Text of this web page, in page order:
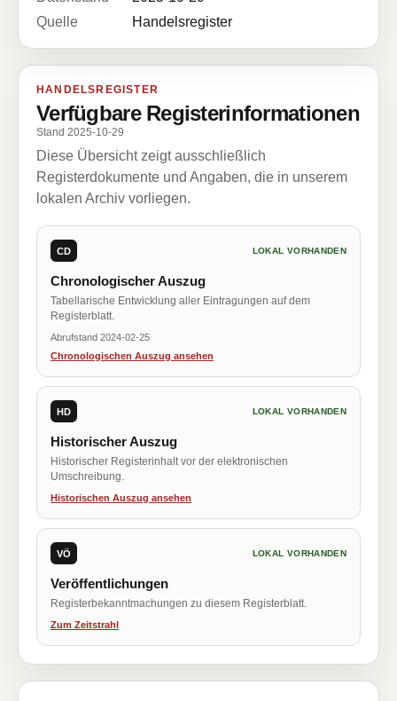
Quelle
Handelsregister
HANDELSREGISTER
Verfügbare Registerinformationen
Stand 2025-10-29
Diese Übersicht zeigt ausschließlich
Registerdokumente und Angaben, die in unserem
lokalen Archiv vorliegen.
CD LOKAL VORHANDEN
Chronologischer Auszug
Tabellarische Entwicklung aller Eintragungen auf dem
Registerblatt.
Abrufstand 2024-02-25
Chronologischen Auszug ansehen
HD LOKAL VORHANDEN
Historischer Auszug
Historischer Registerinhalt vor der elektronischen
Umschreibung.
Historischen Auszug ansehen
VÖ LOKAL VORHANDEN
Veröffentlichungen
Registerbekanntmachungen zu diesem Registerblatt.
Zum Zeitstrahl